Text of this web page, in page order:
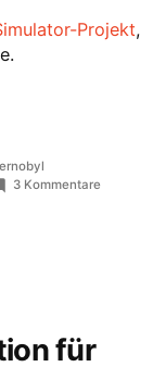
Projekt,
3 Kommentarezu
für